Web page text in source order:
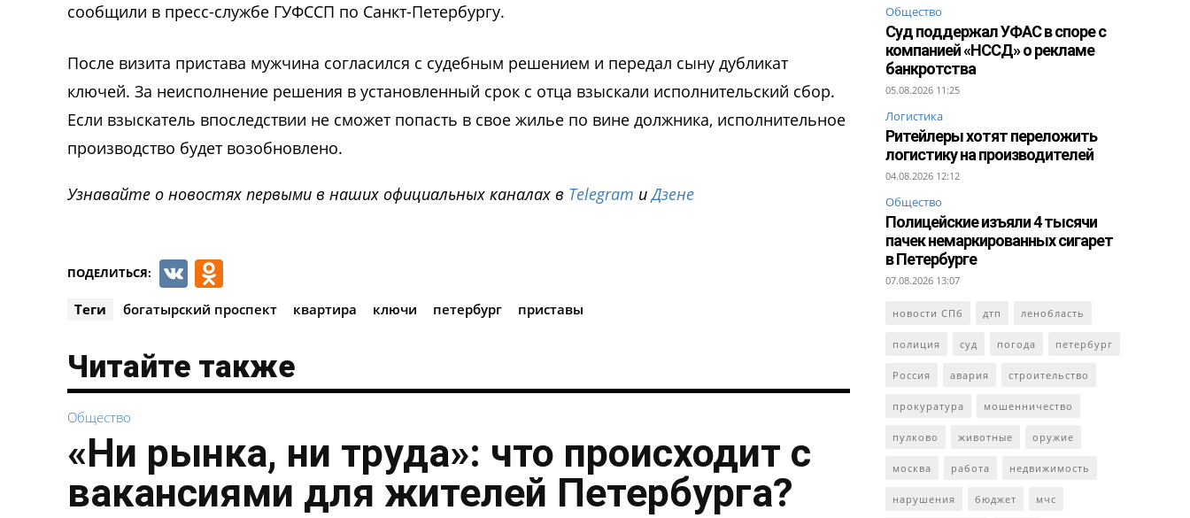
сообщили в пресс-службе ГУФССП по Санкт-Петербургу.
После визита пристава мужчина согласился с судебным решением и передал сыну дубликат
ключей. За неисполнение решения в установленный срок с отца взыскали исполнительский сбор.
Если взыскатель впоследствии не сможет попасть в свое жилье по вине должника, исполнительное
производство будет возобновлено.
Узнавайте о новостях первыми в наших официальных каналах в Telegram иДзене
ПОДЕЛИТЬСЯ: VK
Теги богатырский проспект квартира ключи петербург приставы
Читайте также
Общество
«Ни рынка, ни труда»: что происходит с
вакансиями для жителей Петербурга?
Общество
Суд поддержал УФАС в споре с
компанией «НССД» о рекламе
банкротства
05.08.2026 11:25
Логистика
Ритейлеры хотят переложить
логистику на производителей
04.08.2026 12:12
Общество
Полицейские изъяли 4 тысячи
пачек немаркированных сигарет
в Петербурге
07.08.2026 13:07
новости СПб дтп ленобласть
полиция суд погода петербург
Россия авария строительство
прокуратура мошенничество
пулково животные оружие
москва работа недвижимость
нарушения бюджет мчс